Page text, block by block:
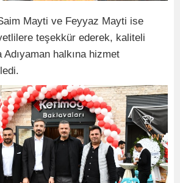
Mayti ve Feyyaz Mayti ise
teşekkür ederek, kaliteli
Adıyaman halkına hizmet